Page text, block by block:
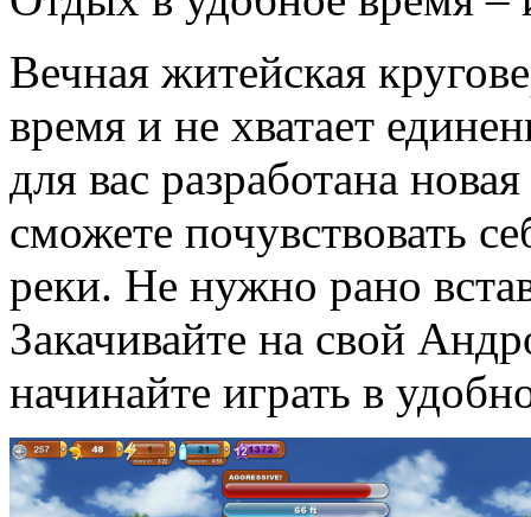
Вечная житейская
время и не хватает
для вас разработана
сможете почувствовать
реки. Не нужно рано
Закачивайте на свой
начинайте играть в